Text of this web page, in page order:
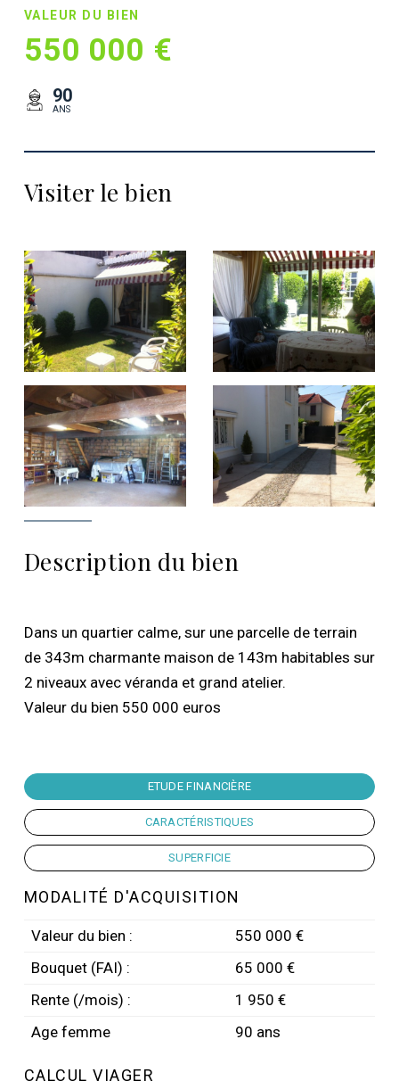
VALEUR DU BIEN
550 000 €
90
ANS
Visiter le bien
Description du bien
Dans un quartier calme, sur une parcelle de terrain
de 343m charmante maison de 143m habitables sur
2 niveaux avec véranda et grand atelier.
Valeur du bien 550 000 euros
ETUDE FINANCIÈRE
CARACTÉRISTIQUES
SUPERFICIE
MODALITÉ D'ACQUISITION
Valeur du bien :
550 000 €
Bouquet (FAI) :
65 000 €
Rente (/mois) :
1 950 €
Age femme
90 ans
CALCUL VIAGER